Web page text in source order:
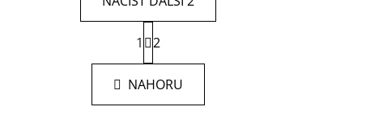
O
v
l
á
S
t
r
n
k
1 2
NAHORU